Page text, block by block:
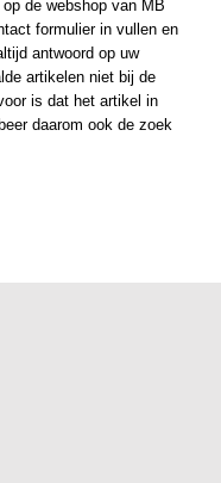
de webshop van MB
formulier in vullen en
antwoord op uw
artikelen niet bij de
is dat het artikel in
daarom ook de zoek